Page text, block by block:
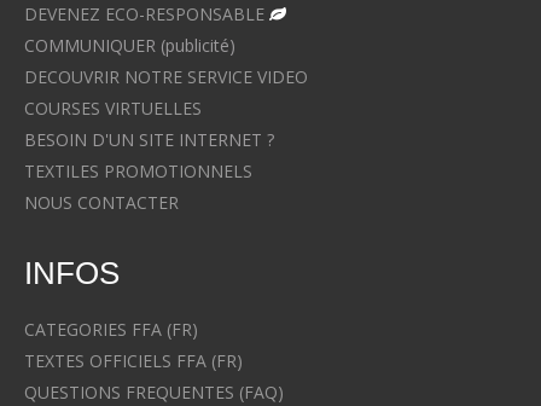
DEVENEZ ECO-RESPONSABLE
COMMUNIQUER (publicité)
DECOUVRIR NOTRE SERVICE VIDEO
COURSES VIRTUELLES
BESOIN D'UN SITE INTERNET ?
TEXTILES PROMOTIONNELS
NOUS CONTACTER
INFOS
CATEGORIES FFA (FR)
TEXTES OFFICIELS FFA (FR)
QUESTIONS FREQUENTES (FAQ)